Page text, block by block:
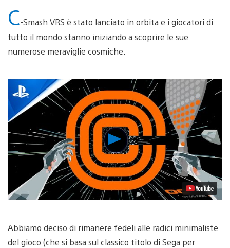
C-Smash VRS è stato lanciato in orbita e i giocatori di
tutto il mondo stanno iniziando a scoprire le sue
numerose meraviglie cosmiche.
Riproduci
video
Abbiamo deciso di rimanere fedeli alle radici minimaliste
del gioco (che si basa sul classico titolo di Sega per